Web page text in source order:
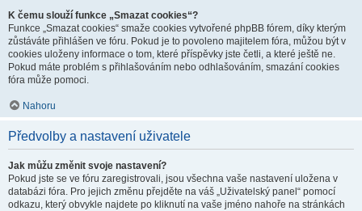
K čemu slouží funkce „Smazat cookies“?
Funkce „Smazat cookies“ smaže cookies vytvořené phpBB fórem, díky kterým
zůstáváte přihlášen ve fóru. Pokud je to povoleno majitelem fóra, můžou být v
cookies uloženy informace o tom, které příspěvky jste četli, a které ještě ne.
Pokud máte problém s přihlašováním nebo odhlašováním, smazání cookies
fóra může pomoci.
Nahoru
Předvolby a nastavení uživatele
Jak můžu změnit svoje nastavení?
Pokud jste se ve fóru zaregistrovali, jsou všechna vaše nastavení uložena v
databázi fóra. Pro jejich změnu přejděte na váš „Uživatelský panel“ pomocí
odkazu, který obvykle najdete po kliknutí na vaše jméno nahoře na stránkách